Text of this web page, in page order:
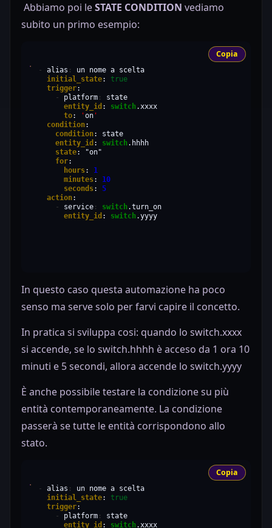
Abbiamo poi leSTATE CONDITION vediamo
subito un primo esempio:
Copia
- alias : un nome a
initial_state:
true
trigger
-
platform :
entity_id : switch
to: 'on '
condition
condition:
entity_id : switch
state:
"on"
for
hours:
1
minutes:
10
seconds:
5
action
-
service : switch
entity_id : switch.yyyy
In questo caso questa automazione ha poco
senso ma serve solo per farvi capire il concetto.
In pratica si sviluppa cosi: quando lo switch.xxxx
si accende, se lo switch.hhhh è acceso da 1 ora 10
minuti e 5 secondi, allora accende lo switch.yyyy
È anche possibile testare la condizione su più
entità contemporaneamente. La condizione
passerà se tutte le entità corrispondono allo
stato.
Copia
- alias : un nome a
initial_state:
true
trigger
-
platform :
entity_id : switch